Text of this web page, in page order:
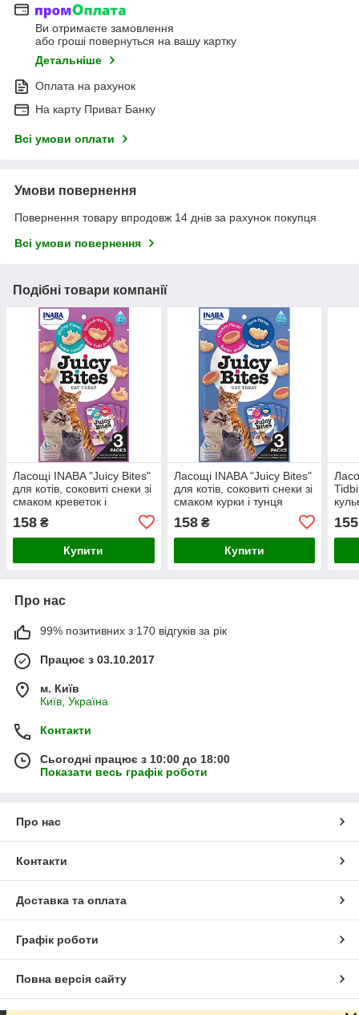
Ви отримаєте замовлення
або гроші повернуться на вашу картку
Детальніше
Оплата на рахунок
На карту Приват Банку
Всі умови оплати
Умови повернення
Повернення товару впродовж 14 днів за рахунок покупця
Всі умови повернення
Подібні товари компанії
Ласощі INABA "Juicy Bites"
для котів, соковиті снеки зі
смаком креветок і
морепродуктів 3*11,3 гр (6
шт.уп.)
158 ₴
Купити
Ласощі INABA "Juicy Bites"
для котів, соковиті снеки зі
смаком курки і тунця
3*11,3 гр(6 шт.уп.) (48 шт в
158₴
Купити
155
Про нас
99% позитивних з 170 відгуків за рік
Працює з 03.10.2017
м. Київ
Київ, Україна
Контакти
Сьогодні працює з 10:00 до 18:00
Показати весь графік роботи
Про нас
Контакти
Доставка та оплата
Графік роботи
Повна версія сайту